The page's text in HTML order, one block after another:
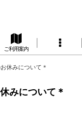
ご利用案内
休みについて＊
みについて＊